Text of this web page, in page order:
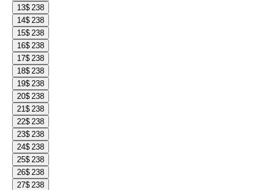
13$ 238
14$ 238
15$ 238
16$ 238
17$ 238
18$ 238
19$ 238
20$ 238
21$ 238
22$ 238
23$ 238
24$ 238
25$ 238
26$ 238
27$ 238